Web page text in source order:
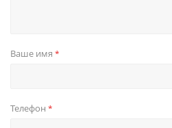
Ваше имя *
Телефон *